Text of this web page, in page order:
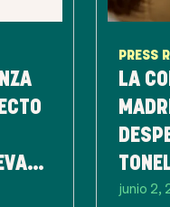
PRESS
LA
LA
junio 2,